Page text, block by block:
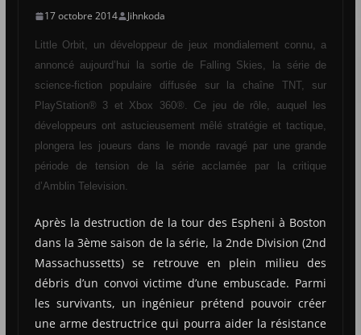
17 octobre 2014 Jihnkoda
Little Orbit, un développeur de jeux mondialement connu, a
annoncé aujourd’hui la sortie de Falling Skies, la série de
science-fiction populaire diffusée sur la chaîne TNT, sur
PlayStation® 3 et Xbox 360®. Ce jeu de rôle, auquel les
développeurs ont astucieusement mêlé stratégie et tactique,
plongera les joueurs dans le monde ravagé par une grande
période de tension de la série acclamée par la critique
d’Amblin Television.
Après la destruction de la tour des Espheni à Boston
dans la 3ème saison de la série, la 2nde Division (2nd
Massachussetts) se retrouve en plein milieu des
débris d’un convoi victime d’une embuscade. Parmi
les survivants, un ingénieur prétend pouvoir créer
une arme destructrice qui pourra aider la résistance